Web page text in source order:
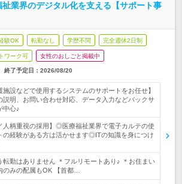
業界のデジタル化を支える【サポート事
験OK 転勤なし 学歴不問 完全週休2日制
ワーク可 女性のおしごと掲載中
終了予定日：2026/08/20
施設などで使用するシステムのサポートをお任せ】
明、お問い合わせ対応、データ入力などバックサ
中心♪
人柄重視の採用】◎医療福祉業界で電子カルテの使
の経験がある方は活かせます◎ITの知識を身につけ
転勤はありません ＊フルリモートあり♪ ＊お住まい
のみの配属もOK 【首都…